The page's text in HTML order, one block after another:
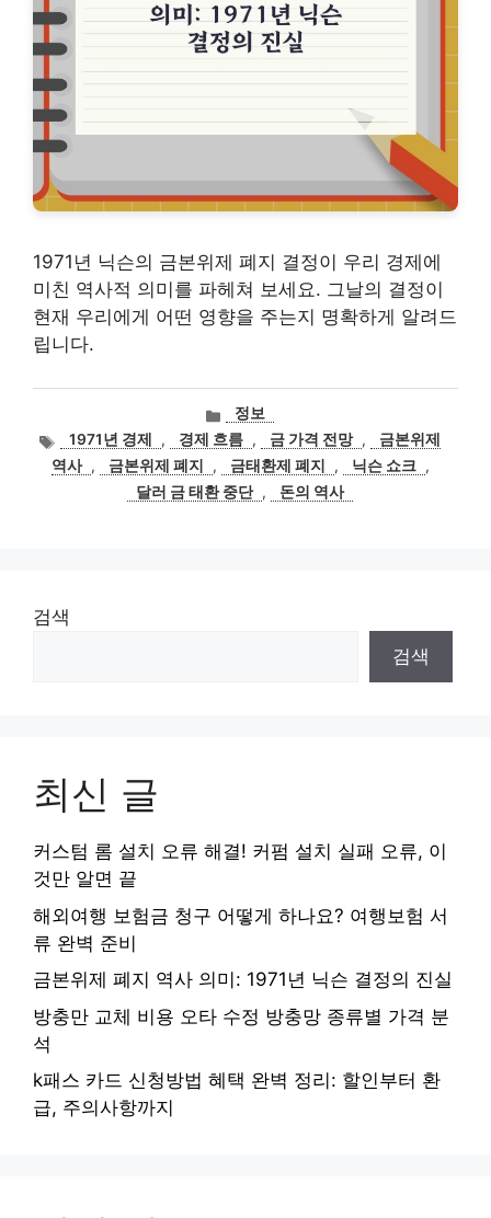
1971년 닉슨의 금본위제 폐지 결정이 우리 경제에
미친 역사적 의미를 파헤쳐 보세요. 그날의 결정이
현재 우리에게 어떤 영향을 주는지 명확하게 알려드
립니다.
카
테
고
리
정보
태
그
1971년 경제 , 경제 흐름 , 금 가격 전망 ,
금본위제
역사 , 금본위제 폐지 , 금태환제 폐지 , 닉슨 쇼크 ,
달러 금 태환 중단 , 돈의 역사
검색
검색
최신 글
커스텀 롬 설치 오류 해결! 커펌 설치 실패 오류, 이
것만 알면 끝
해외여행 보험금 청구 어떻게 하나요? 여행보험 서
류 완벽 준비
금본위제 폐지 역사 의미: 1971년 닉슨 결정의 진실
방충만 교체 비용 오타 수정 방충망 종류별 가격 분
석
k패스 카드 신청방법 혜택 완벽 정리: 할인부터 환
급, 주의사항까지